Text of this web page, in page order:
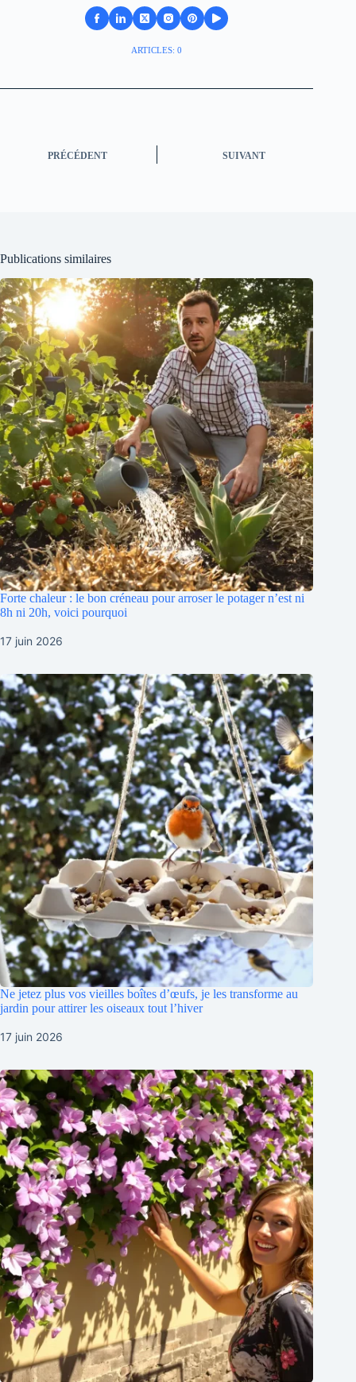
ARTICLES: 0
PRÉCÉDENT SUIVANT
Publications similaires
Forte chaleur : le bon créneau pour arroser le potager n’est ni
8h ni 20h, voici pourquoi
17 juin 2026
Ne jetez plus vos vieilles boîtes d’œufs, je les transforme au
jardin pour attirer les oiseaux tout l’hiver
17 juin 2026